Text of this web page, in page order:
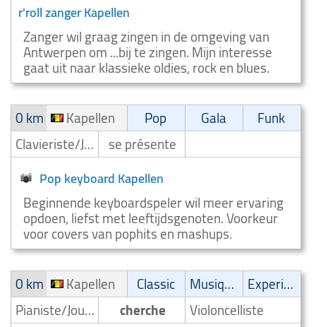
r'roll zanger Kapellen
Zanger wil graag zingen in de omgeving van
Antwerpen om ...bij te zingen. Mijn interesse
gaat uit naar klassieke oldies, rock en blues.
0 km
Kapellen Pop Gala
Funk
Clavieriste/Joueur de clavier/Keyboardiste
se présente
Pop keyboard Kapellen
Beginnende keyboardspeler wil meer ervaring
opdoen, liefst met leeftijdsgenoten. Voorkeur
voor covers van pophits en mashups.
0 km
Kapellen Classic Musique de film
Experimental
Pianiste/Joueur de piano
cherche
Violoncelliste